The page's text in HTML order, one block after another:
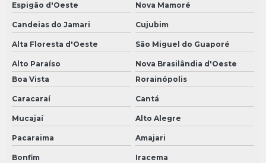
Espigão d'Oeste Nova Mamoré
Candeias do Jamari Cujubim
Alta Floresta d'Oeste São Miguel do Guaporé
Alto Paraíso
Nova Brasilândia d'Oeste
Boa Vista
Rorainópolis
Caracaraí Cantá
Mucajaí Alto Alegre
Pacaraima Amajari
Bonfim Iracema